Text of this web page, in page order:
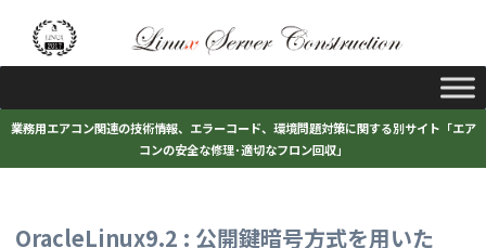
業務用エアコン関連の技術情報、エラーコード、環境問題対策に関する別サイト「エア
コンの安全な修理･適切なフロン回収」
OracleLinux9.2 : 公開鍵暗号方式を用いた